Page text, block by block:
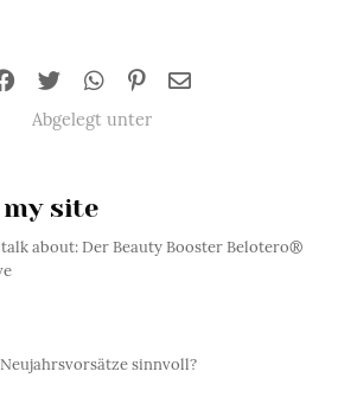
Abgelegt unter
site
talk about: Der Beauty Booster Belotero®
sinnvoll?